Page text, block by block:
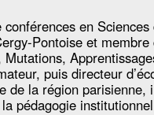
en Sciences
Pontoise et membre
puis directeur
de la région parisienne,
pédagogie